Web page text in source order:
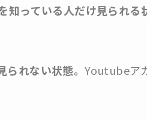
知っている人だけ見られる
られない状態。Youtubeア